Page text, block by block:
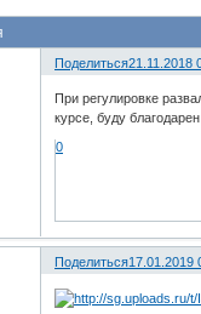
Поделиться21.11.2018
При регулировке
курсе, буду
0
Поделиться17.01.2019